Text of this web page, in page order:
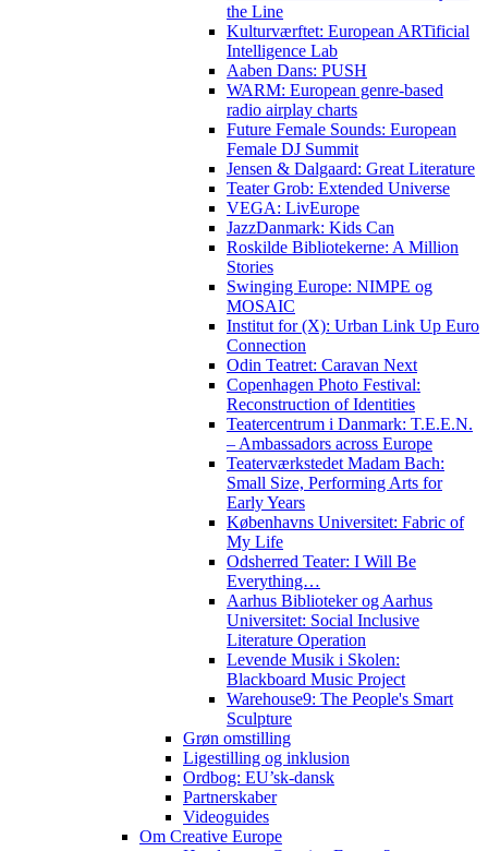
the Line
Kulturværftet: European ARTificial
Intelligence Lab
Aaben Dans: PUSH
WARM: European genre-based
radio airplay charts
Future Female Sounds: European
Female DJ Summit
Jensen & Dalgaard: Great Literature
Teater Grob: Extended Universe
VEGA: LivEurope
JazzDanmark: Kids Can
Roskilde Bibliotekerne: A Million
Stories
Swinging Europe: NIMPE og
MOSAIC
Institut for (X): Urban Link Up Euro
Connection
Odin Teatret: Caravan Next
Copenhagen Photo Festival:
Reconstruction of Identities
Teatercentrum i Danmark: T.E.E.N.
– Ambassadors across Europe
Teaterværkstedet Madam Bach:
Small Size, Performing Arts for
Early Years
Københavns Universitet: Fabric of
My Life
Odsherred Teater: I Will Be
Everything…
Aarhus Biblioteker og Aarhus
Universitet: Social Inclusive
Literature Operation
Levende Musik i Skolen:
Blackboard Music Project
Warehouse9: The People's Smart
Sculpture
Grøn omstilling
Ligestilling og inklusion
Ordbog: EU’sk-dansk
Partnerskaber
Videoguides
Om Creative Europe